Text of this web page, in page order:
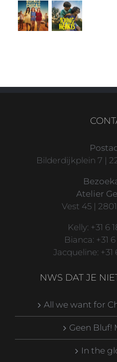
Bilderdijkplein 7 |
Atelier
Vest 45 |
Kelly: +31 6
Bianca: +31 6
Jacqueline: +31
NWS DAT JE
All we want for
Geen Bluf!
In the